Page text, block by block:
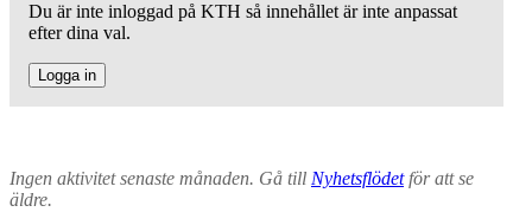
Du är inte inloggad på KTH så innehållet är inte anpassat
efter dina val.
Logga in
Ingen aktivitet senaste månaden. Gå till Nyhetsflödetför att se
äldre.